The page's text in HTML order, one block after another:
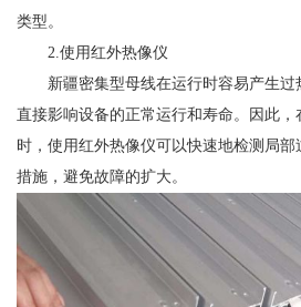
类型。
2.使用红外热像仪
新疆密集型母线在运行时容易产生
直接影响设备的正常运行和寿命。因此，
时，使用红外热像仪可以快速地检测局
措施，避免故障的扩大。